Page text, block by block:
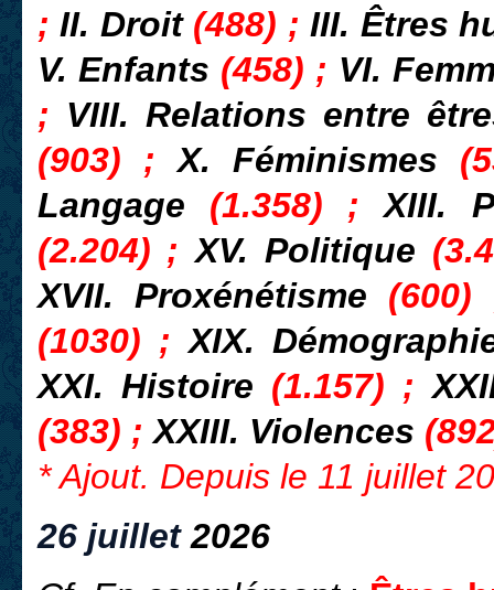
;II. Droit (488) ;III. Êtres
V. Enfants (458) ; VI.
; VIII. Relations entre
(903) ;X. Féminismes
Langage (1.358) ;XIII.
(2.204) ;XV. Politique
XVII. Proxénétisme
(1030) ;XIX.
XXI. Histoire (1.157) ;
(383) ;XXIII. Violences
* Ajout. Depuis le 11 juillet
26 juillet2026